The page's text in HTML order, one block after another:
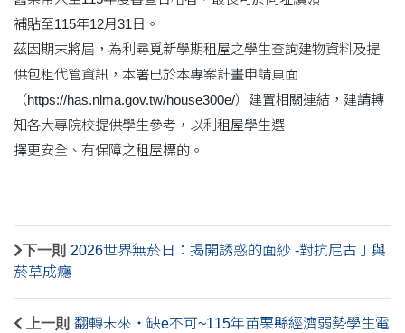
補貼至115年12月31日。
茲因期末將屆，為利尋覓新學期租屋之學生查詢建物資料及提
供包租代管資訊，本署已於本專案計畫申請頁面
（https://has.nlma.gov.tw/house300e/）建置相關連結，建請轉
知各大專院校提供學生參考，以利租屋學生選
擇更安全、有保障之租屋標的。
下一則 2026世界無菸日：揭開誘惑的面紗 -對抗尼古丁與
菸草成癮
上一則 翻轉未來‧缺e不可~115年苗栗縣經濟弱勢學生電